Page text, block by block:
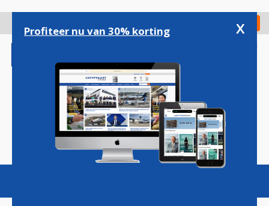
gaan
Check in
Magazine Podcasts Vacatures
Profiteer nu van 30% korting x